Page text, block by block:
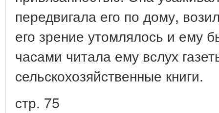
передвигала его по дому,
его зрение утомлялось и ему
часами читала ему вслух
сельскохозяйственные книги.
стр. 75